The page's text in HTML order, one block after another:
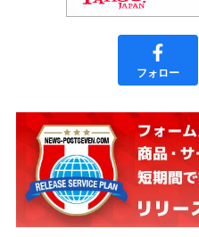
フォロー